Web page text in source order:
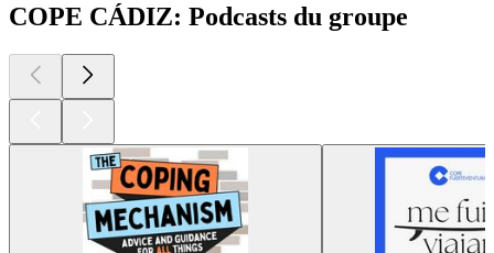
COPE CÁDIZ: Podcasts du groupe